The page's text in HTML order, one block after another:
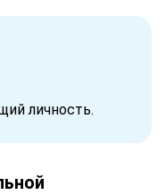
личность.